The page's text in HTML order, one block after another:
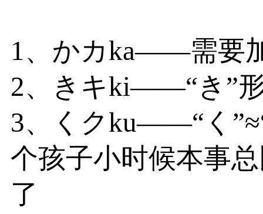
1、かカka——需要
2、きキki——“き”
3、くクku——“く
个孩子小时候本事
了